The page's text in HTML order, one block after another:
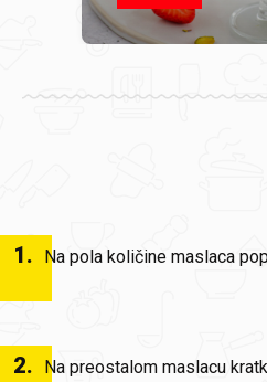
1. Na pola količine maslaca
2.
Na preostalom maslacu